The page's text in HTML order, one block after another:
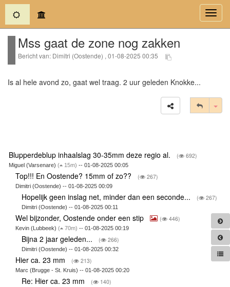
(current)
Mss gaat de zone nog zakken
Bericht van: Dimitri (Oostende) , 01-08-2025 00:35
Is al hele avond zo, gaat wel traag. 2 uur geleden Knokke...
Blupperdeblup inhaalslag 30-35mm deze regio al. ( 692)
Miguel (Varsenare) ( 15m) -- 01-08-2025 00:05
Top!!! En Oostende? 15mm of zo?? ( 267)
Dimitri (Oostende) -- 01-08-2025 00:09
Hopelijk geen inslag net, minder dan een seconde... ( 267)
Dimitri (Oostende) -- 01-08-2025 00:11
Wel bijzonder, Oostende onder een stip ( 446)
Kevin (Lubbeek) ( 70m) -- 01-08-2025 00:19
Bijna 2 jaar geleden... ( 266)
Dimitri (Oostende) -- 01-08-2025 00:32
Hier ca. 23 mm ( 213)
Marc (Brugge - St. Kruis) -- 01-08-2025 00:20
Re: Hier ca. 23 mm ( 140)